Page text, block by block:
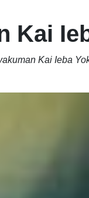
Kai
Kai Ieba